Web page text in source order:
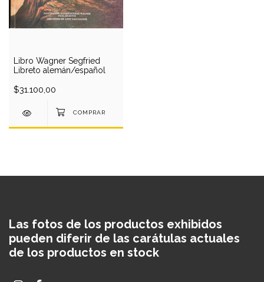
Libro Wagner Segfried
Libreto alemán/español
$31.100,00
Las fotos de los productos exhibidos
pueden diferir de las carátulas actuales
de los productos en stock